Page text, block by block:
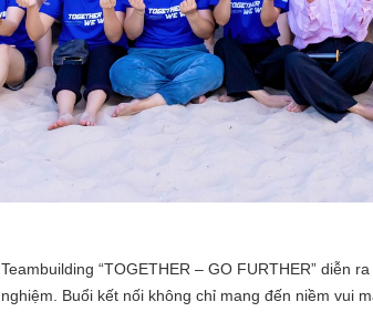
Teambuilding “TOGETHER – GO FURTHER” diễn
nghiệm. Buổi kết nối không chỉ mang đến niềm vui